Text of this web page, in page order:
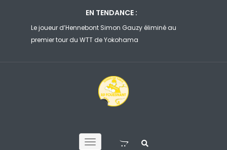
EN TENDANCE :
Wen Ruibo se manque, Zhou Qihao impuissant…
Quels résultats pour les joueurs de la GV Hennebont